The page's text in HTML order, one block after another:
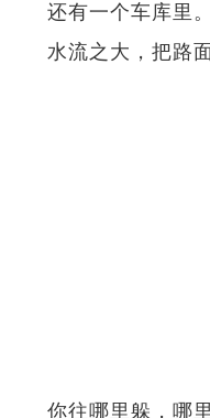
还有一个车库里。
水流之大，把路面
你往哪里躲，哪里